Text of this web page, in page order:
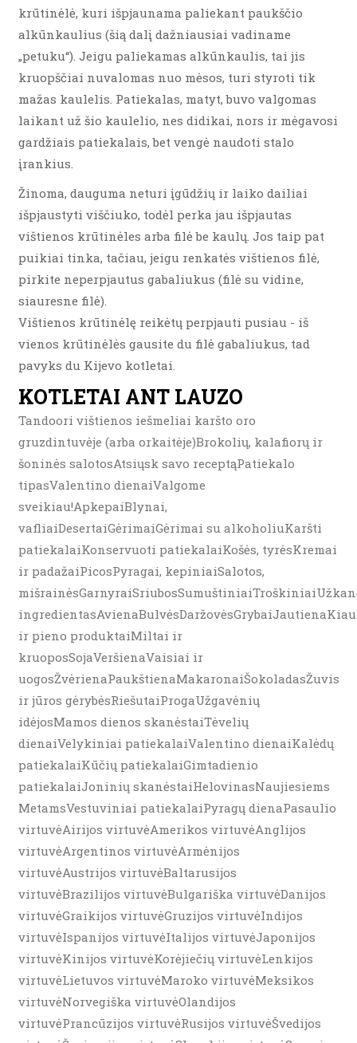
krūtinėlė, kuri išpjaunama paliekant paukščio
alkūnkaulius (šią dalį dažniausiai vadiname
„petuku“). Jeigu paliekamas alkūnkaulis, tai jis
kruopščiai nuvalomas nuo mėsos, turi styroti tik
mažas kaulelis. Patiekalas, matyt, buvo valgomas
laikant už šio kaulelio, nes didikai, nors ir mėgavosi
gardžiais patiekalais, bet vengė naudoti stalo
įrankius.
Žinoma, dauguma neturi įgūdžių ir laiko dailiai
išpjaustyti viščiuko, todėl perka jau išpjautas
vištienos krūtinėles arba filė be kaulų. Jos taip pat
puikiai tinka, tačiau, jeigu renkatės vištienos filė,
pirkite neperpjautus gabaliukus (filė su vidine,
siauresne filė).
Vištienos krūtinėlę reikėtų perpjauti pusiau - iš
vienos krūtinėlės gausite du filė gabaliukus, tad
pavyks du Kijevo kotletai.
KOTLETAI ANT LAUZO
Tandoori vištienos iešmeliai karšto oro
gruzdintuvėje (arba orkaitėje)Brokolių, kalafiorų ir
šoninės salotosAtsiųsk savo receptąPatiekalo
tipasValentino dienaiValgome
sveikiau!ApkepaiBlynai,
vafliaiDesertaiGėrimaiGėrimai su alkoholiuKaršti
patiekalaiKonservuoti patiekalaiKošės, tyrėsKremai
ir padažaiPicosPyragai, kepiniaiSalotos,
ir pieno produktaiMiltai ir
kruoposSojaVeršienaVaisiai ir
uogosŽvėrienaPaukštienaMakaronaiŠokoladasŽuvis
ir jūros gėrybėsRiešutaiProgaUžgavėnių
idėjosMamos dienos skanėstaiTėvelių
dienaiVelykiniai patiekalaiValentino dienaiKalėdų
patiekalaiKūčių patiekalaiGimtadienio
patiekalaiJoninių skanėstaiHelovinasNaujiesiems
MetamsVestuviniai patiekalaiPyragų dienaPasaulio
virtuvėAirijos virtuvėAmerikos virtuvėAnglijos
virtuvėArgentinos virtuvėArmėnijos
virtuvėAustrijos virtuvėBaltarusijos
virtuvėBrazilijos virtuvėBulgariška virtuvėDanijos
virtuvėGraikijos virtuvėGruzijos virtuvėIndijos
virtuvėIspanijos virtuvėItalijos virtuvėJaponijos
virtuvėKinijos virtuvėKorėjiečių virtuvėLenkijos
virtuvėLietuvos virtuvėMaroko virtuvėMeksikos
virtuvėNorvegiška virtuvėOlandijos
virtuvėPrancūzijos virtuvėRusijos virtuvėŠvedijos